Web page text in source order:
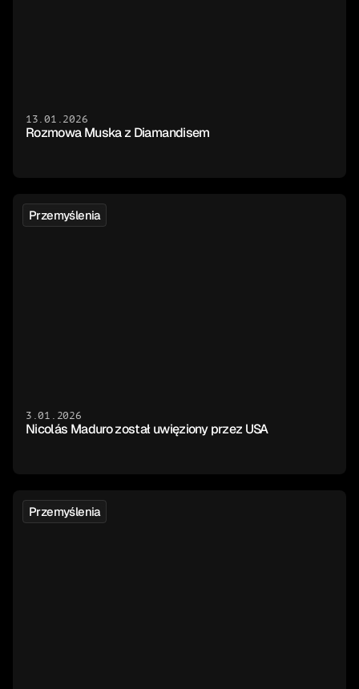
13.01.2026
Rozmowa Muska z Diamandisem
Przemyślenia
3.01.2026
Nicolás Maduro został uwięziony przez USA
Przemyślenia